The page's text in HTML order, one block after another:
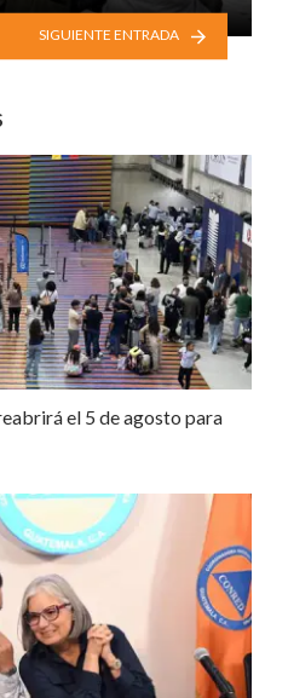
SIGUIENTE ENTRADA
el 5 de agosto para